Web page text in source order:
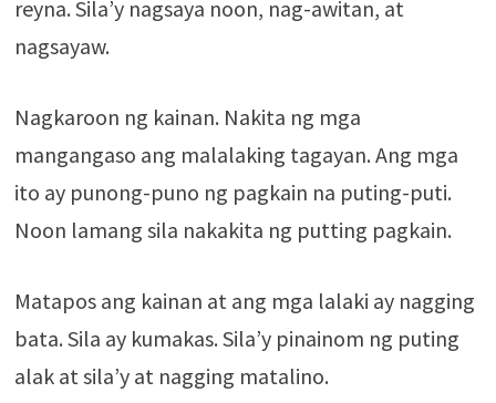
reyna. Sila’y nagsaya noon, nag-awitan, at
nagsayaw.
Nagkaroon ng kainan. Nakita ng mga
mangangaso ang malalaking tagayan. Ang mga
ito ay punong-puno ng pagkain na puting-puti.
Noon lamang sila nakakita ng putting pagkain.
Matapos ang kainan at ang mga lalaki ay nagging
bata. Sila ay kumakas. Sila’y pinainom ng puting
alak at sila’y at nagging matalino.